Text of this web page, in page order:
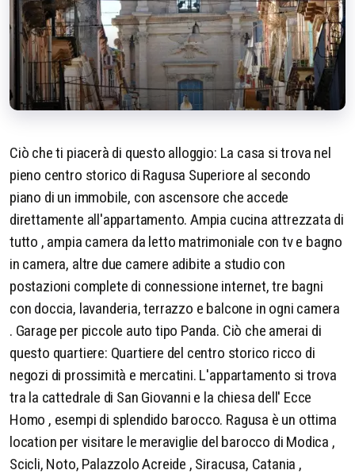
Ciò che ti piacerà di questo alloggio: La casa si trova nel
pieno centro storico di Ragusa Superiore al secondo
piano di un immobile, con ascensore che accede
direttamente all'appartamento. Ampia cucina attrezzata di
tutto , ampia camera da letto matrimoniale con tv e bagno
in camera, altre due camere adibite a studio con
postazioni complete di connessione internet, tre bagni
con doccia, lavanderia, terrazzo e balcone in ogni camera
. Garage per piccole auto tipo Panda. Ciò che amerai di
questo quartiere: Quartiere del centro storico ricco di
negozi di prossimità e mercatini. L'appartamento si trova
tra la cattedrale di San Giovanni e la chiesa dell' Ecce
Homo , esempi di splendido barocco. Ragusa è un ottima
location per visitare le meraviglie del barocco di Modica ,
Scicli, Noto, Palazzolo Acreide , Siracusa, Catania ,